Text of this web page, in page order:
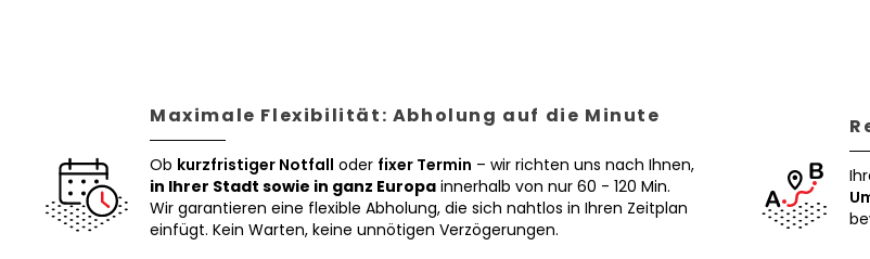
Maximale Flexibilität: Abholung auf die Minute
Ob kurzfristiger Notfall oder fixer Termin – wir richten uns nach Ihnen,
in Ihrer Stadt sowie in ganz Europa innerhalb von nur 60 - 120 Min.
Wir garantieren eine flexible Abholung, die sich nahtlos in Ihren Zeitplan
einfügt. Kein Warten, keine unnötigen Verzögerungen.